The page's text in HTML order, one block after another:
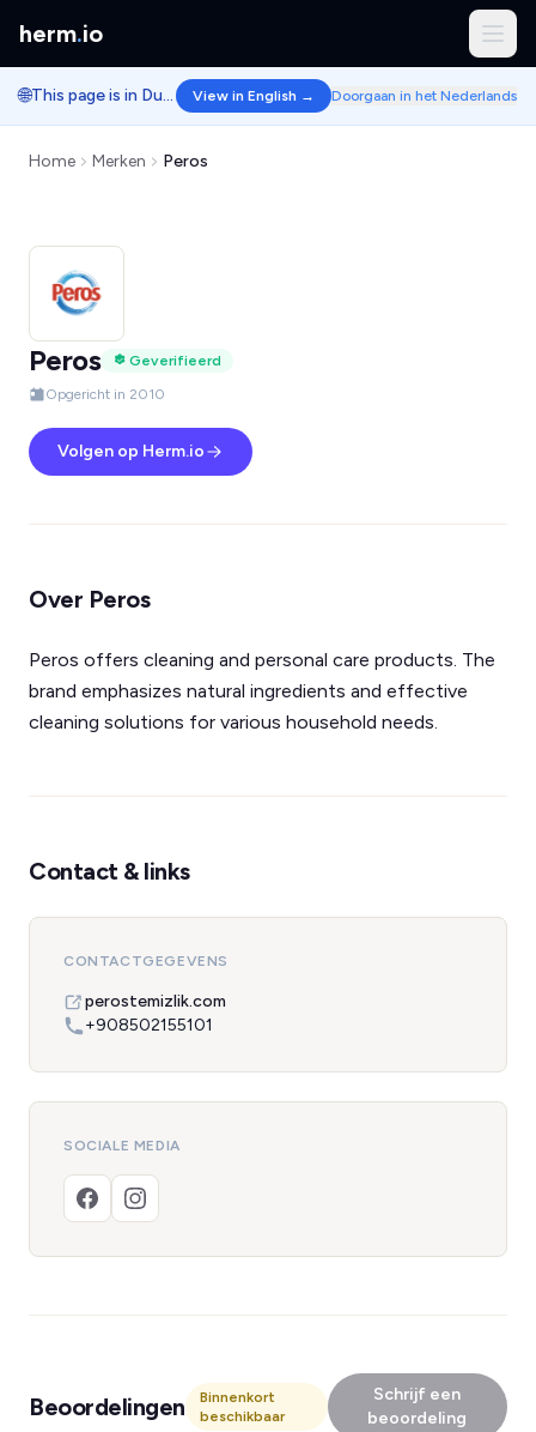
herm.io
🌐 This page is in Dutch. View in English → Doorgaan in het Nederlands
Home Merken Peros
Peros
Geverifieerd
Opgericht in 2010
Volgen op Herm.io
Over Peros
Peros offers cleaning and personal care products. The
brand emphasizes natural ingredients and effective
cleaning solutions for various household needs.
Contact & links
CONTACTGEGEVENS
perostemizlik.com
+908502155101
SOCIALE MEDIA
Beoordelingen
Binnenkort
beschikbaar
Schrijf een
beoordeling